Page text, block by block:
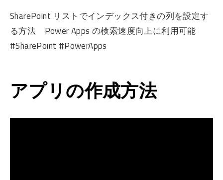
SharePoint リストでインデックス付きの列を設定す
る方法 Power Apps の検索速度向上に利用可能
#SharePoint #PowerApps
アプリの作成方法